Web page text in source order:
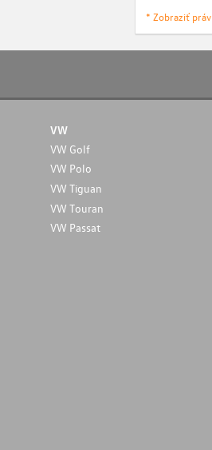
* Zobraziť
VW
VW Golf
VW Polo
VW Tiguan
VW Touran
VW Passat